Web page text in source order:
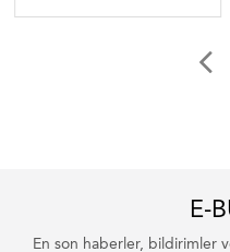
E-
En son haberler, bildirimler